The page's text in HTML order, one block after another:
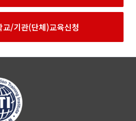
교/기관(단체)교육신청